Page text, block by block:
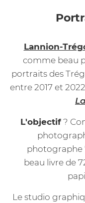
Lannion-
comme beau
portraits des
entre 2017 et
L'objectif ?
photographe
beau livre de
Le studio